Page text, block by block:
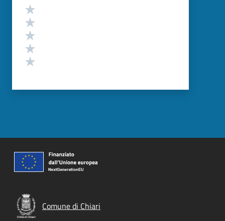
Valutazione
Comune di Chiari